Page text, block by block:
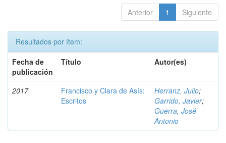
Anterior 1 Siguiente
Resultados por ítem:
Fecha de
publicación
Título Autor(es)
2017
Francisco y Clara de Asís:
Escritos
Herranz, Julio;
Garrido, Javier;
Guerra, José
Antonio